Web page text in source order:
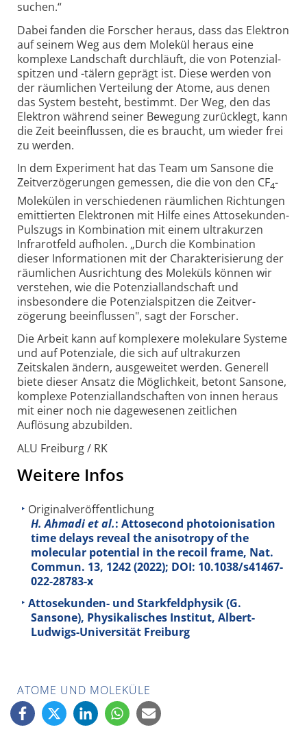
suchen.“
Dabei fanden die Forscher heraus, dass das Elektron
auf seinem Weg aus dem Molekül heraus eine
komplexe Landschaft durchläuft, die von Potenzial­
spitzen und -tälern geprägt ist. Diese werden von
der räum­lichen Verteilung der Atome, aus denen
das System besteht, bestimmt. Der Weg, den das
Elektron während seiner Bewegung zurück­legt, kann
die Zeit beein­flussen, die es braucht, um wieder frei
zu werden.
In dem Experiment hat das Team um Sansone die
Zeit­ver­zöge­rungen gemessen, die die von den CF4-
Molekülen in verschiedenen räumlichen Richtungen
emit­tierten Elektronen mit Hilfe eines Atto­sekunden-
Pulszugs in Kombi­nation mit einem ultrakurzen
Infrarotfeld aufholen. „Durch die Kombination
dieser Infor­ma­tionen mit der Charakte­ri­sierung der
räum­lichen Ausrichtung des Moleküls können wir
verstehen, wie die Potenzial­land­schaft und
insbesondere die Potenzial­spitzen die Zeit­ver­
zögerung beein­flussen", sagt der Forscher.
Die Arbeit kann auf komplexere molekulare Systeme
und auf Potenziale, die sich auf ultra­kurzen
Zeitskalen ändern, ausgeweitet werden. Generell
biete dieser Ansatz die Möglichkeit, betont Sansone,
komplexe Potenzial­land­schaften von innen heraus
mit einer noch nie dagewesenen zeitlichen
Auflösung abzubilden.
ALU Freiburg / RK
Weitere Infos
Originalveröffentlichung
H. Ahmadi et al.: Attosecond photoionisation
time delays reveal the anisotropy of the
molecular potential in the recoil frame, Nat.
Commun. 13, 1242 (2022); DOI: 10.1038/s41467-
022-28783-x
Attosekunden- und Starkfeldphysik (G.
Sansone), Physikalisches Institut, Albert-
Ludwigs-Universität Freiburg
ATOME UND MOLEKÜLE